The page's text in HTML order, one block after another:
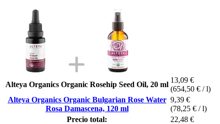
Alteya Organics Organic Rosehip Seed Oil, 20 ml
13,09 €
(654,50 € / l)
Alteya Organics Organic Bulgarian Rose Water
Rosa Damascena, 120 ml
9,39 €
(78,25 € / l)
Precio total:
22,48 €